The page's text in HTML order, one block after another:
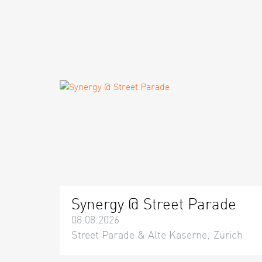
Synergy @ Street Parade
08.08.2026
Street Parade & Alte Kaserne, Zürich